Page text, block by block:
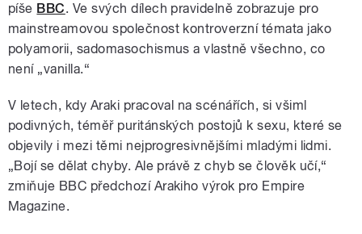
píše BBC. Ve svých dílech pravidelně zobrazuje pro
mainstreamovou společnost kontroverzní témata jako
polyamorii, sadomasochismus a vlastně všechno, co
není „vanilla.“
V letech, kdy Araki pracoval na scénářích, si všiml
podivných, téměř puritánských postojů k sexu, které se
objevily i mezi těmi nejprogresivnějšími mladými lidmi.
„Bojí se dělat chyby. Ale právě z chyb se člověk učí,“
zmiňuje BBC předchozí Arakiho výrok pro Empire
Magazine.